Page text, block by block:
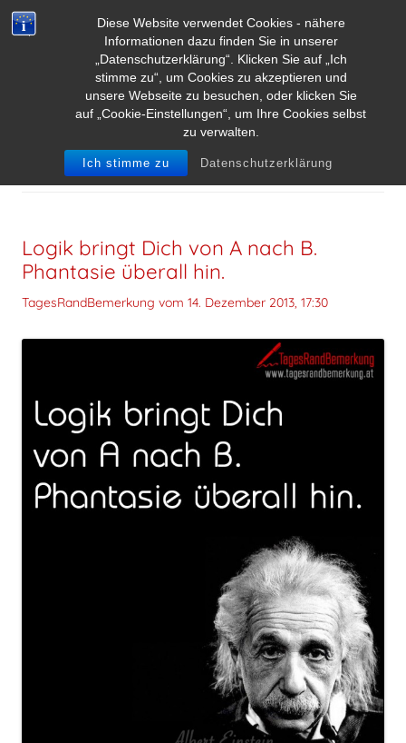
Diese Website verwendet Cookies - nähere
Informationen dazu finden Sie in unserer
„Datenschutzerklärung“. Klicken Sie auf „Ich
stimme zu“, um Cookies zu akzeptieren und
unsere Webseite zu besuchen, oder klicken Sie
auf „Cookie-Einstellungen“, um Ihre Cookies selbst
zu verwalten.
Ich stimme zu Datenschutzerklärung
SCHLAGWORT-ARCHIVE:LOGIK
Logik bringt Dich von A nach B.
Phantasie überall hin.
TagesRandBemerkung vom 14. Dezember 2013, 17:30